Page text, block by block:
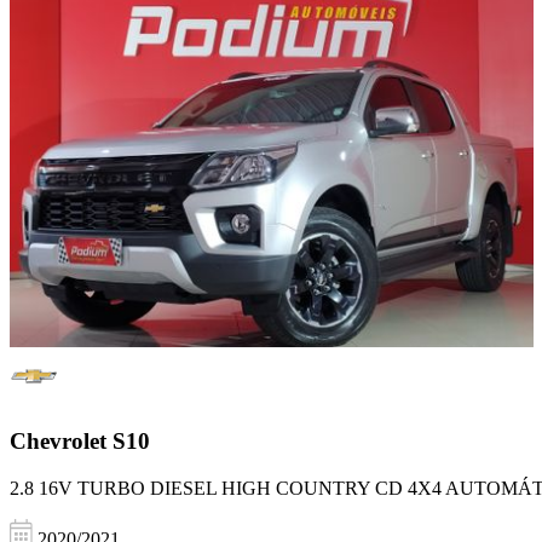
Chevrolet S10
2.8 16V TURBO DIESEL HIGH COUNTRY CD 4X4